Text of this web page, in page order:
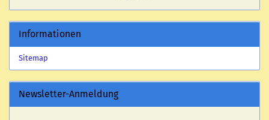
Informationen
Sitemap
Newsletter-Anmeldung